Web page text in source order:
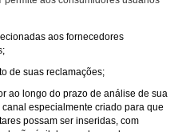
aos fornecedores
de suas reclamações;
ao longo do prazo de análise de sua
especialmente criado para que
possam ser inseridas, com